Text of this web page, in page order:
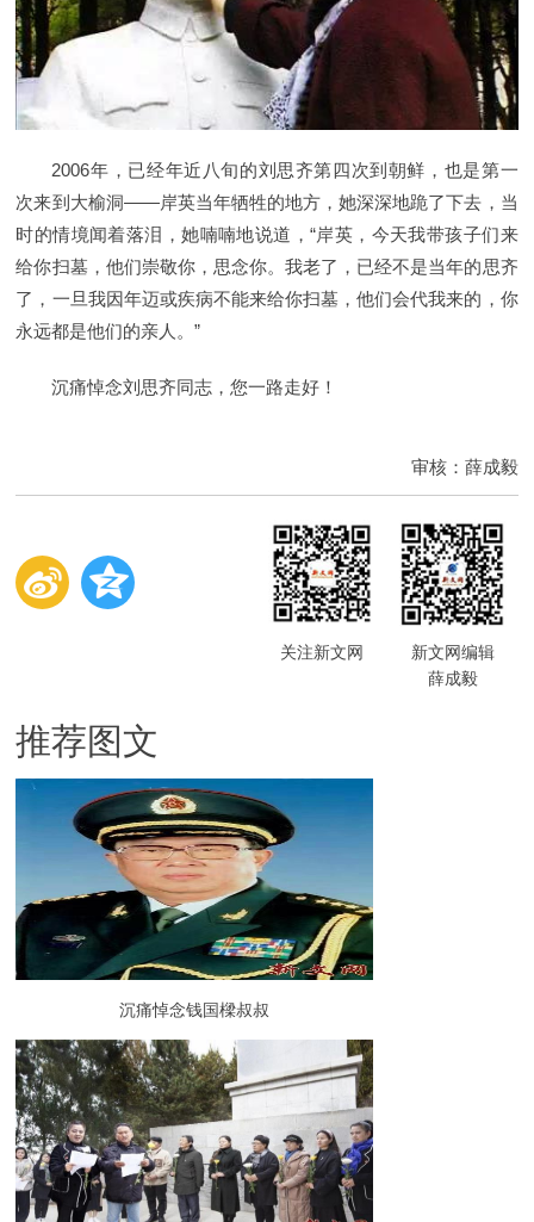
2006年，已经年近八旬的刘思齐第四次到朝鲜，也是第一
次来到大榆洞——岸英当年牺牲的地方，她深深地跪了下去，当
时的情境闻着落泪，她喃喃地说道，“岸英，今天我带孩子们来
给你扫墓，他们崇敬你，思念你。我老了，已经不是当年的思齐
了，一旦我因年迈或疾病不能来给你扫墓，他们会代我来的，你
永远都是他们的亲人。”
沉痛悼念刘思齐同志，您一路走好！
审核：薛成毅
关注新文网
新文网编辑
薛成毅
推荐图文
沉痛悼念钱国樑叔叔